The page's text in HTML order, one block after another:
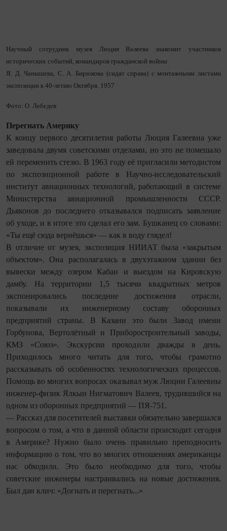
Научный сотрудник музея Люция Валеева знакомит участников
исторических событий, командиров гражданской войны
Я. Д. Чанышева, С. А. Бирюкова (сидят справа) с монтажными листами
экспозиции к 40-летию Октября. 1957
Фото: О. Лебедев
Перегнать Америку
К концу первого десятилетия работы Люция Галеевна уже
заведовала двумя советскими отделами, но это не помешало
ей переменить стезю. В 1963 году её пригласили методистом
по экспозиционной работе в Научно‑исследовательский
институт авиа­ционных технологий, работающий в системе
Министерства авиационной промышленности СССР.
Дьяконов до последнего отказывался подписать заявление
об уходе, и в итоге это сделал его зам. Бушканец со словами:
«Ты ещё сюда вернёшься» — как в воду глядел!
В отличие от музея, экспозиция НИИАТ была «закрытым
объектом». Она располагалась в двухэтажном здании без
вывески между озером Кабан и выездом на Кировскую
дамбу. На территории 1,5 тысячи квадратных метров
экспонировались последние достижения отрасли,
показывали их инженерному составу оборонных
предприятий страны. В Казани это были Завод имени
Горбунова, Вертолётный и Приборостроительный заводы,
КМЗ «Союз». Экскурсии проходили дважды в день.
Приходилось много читать для того, чтобы грамотно
рассказывать об особенностях технологических процессов.
Помощь во многих вопросах оказывал муж Люции Галеевны
инженер-физик Ялкын Нигматович Валеев, трудившийся на
одном из оборонных предприятий — ПЯ-751.
— Рассказ для посетителей выставки обязательно завершался
вопросом о том, а что в данной области происходит сегодня
в Америке? Нужно было очень правильно преподносить
информацию о том, что во многих отношениях американцы
нас обходили. Это было необходимо для того, чтобы
советские инженеры настраивались на новые достижения.
Был дан клич: «Догнать и перегнать...»